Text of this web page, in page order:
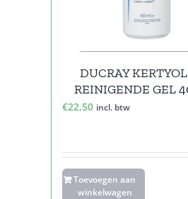
DUCRAY
REINIGENDE GEL
€22,50 incl. btw
Toevoegen aan
winkelwagen